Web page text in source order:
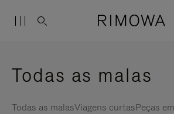
Todas as malas
Todas as malasViagens curtasPeças